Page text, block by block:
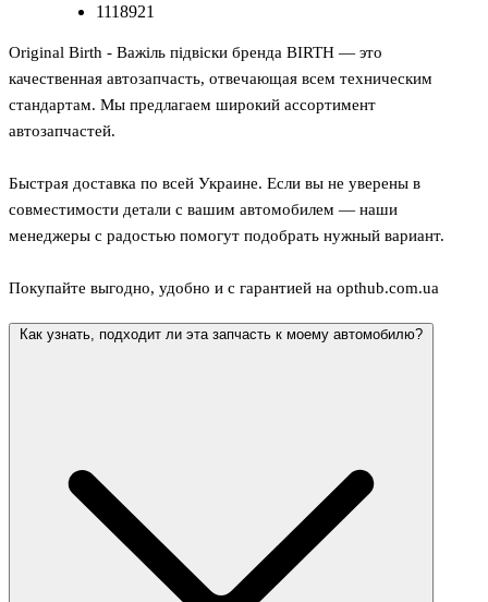
1118921
Original Birth - Важіль підвіски бренда BIRTH — это
качественная автозапчасть, отвечающая всем техническим
стандартам. Мы предлагаем широкий ассортимент
автозапчастей.
Быстрая доставка по всей Украине. Если вы не уверены в
совместимости детали с вашим автомобилем — наши
менеджеры с радостью помогут подобрать нужный вариант.
Покупайте выгодно, удобно и с гарантией на opthub.com.ua
Как узнать, подходит ли эта запчасть к моему автомобилю?